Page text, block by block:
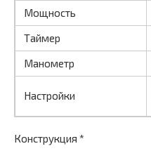
Мощность
Таймер
Манометр
Настройки
Конструкция *